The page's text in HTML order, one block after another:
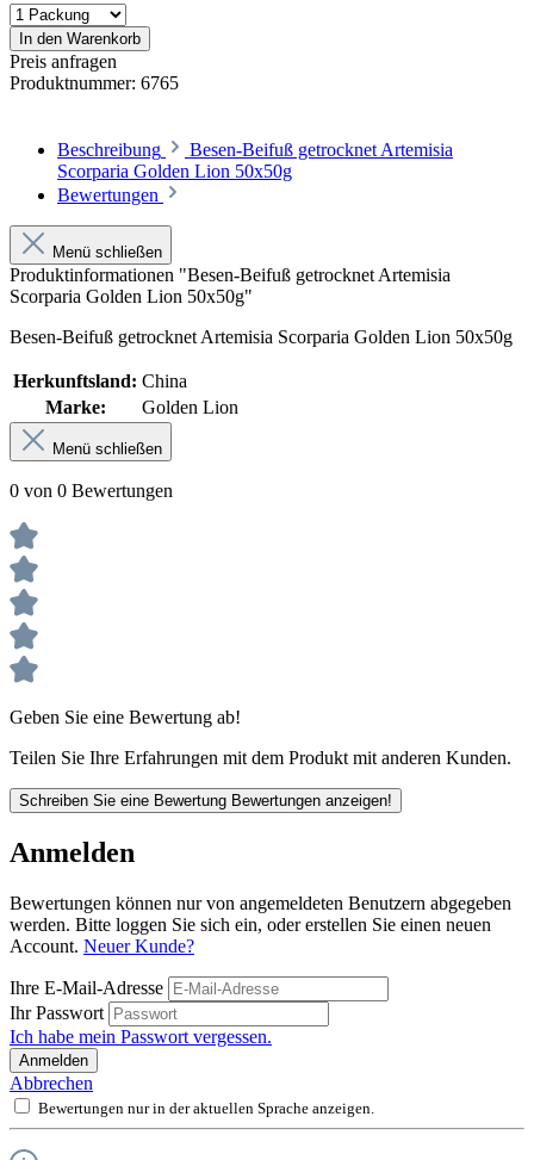
In den Warenkorb
Preis anfragen
Produktnummer: 6765
Beschreibung
Besen-Beifuß getrocknet Artemisia
Scorparia Golden Lion 50x50g
Bewertungen
Menü schließen
Produktinformationen "Besen-Beifuß getrocknet Artemisia
Scorparia Golden Lion 50x50g"
Besen-Beifuß getrocknet Artemisia Scorparia Golden Lion 50x50g
Herkunftsland: China
Marke:
Golden Lion
Menü schließen
0 von 0 Bewertungen
Geben Sie eine Bewertung ab!
Teilen Sie Ihre Erfahrungen mit dem Produkt mit anderen Kunden.
Schreiben Sie eine Bewertung Bewertungen anzeigen!
Anmelden
Bewertungen können nur von angemeldeten Benutzern abgegeben
werden. Bitte loggen Sie sich ein, oder erstellen Sie einen neuen
Account. Neuer Kunde?
Ihre E-Mail-Adresse
Ihr Passwort
Ich habe mein Passwort vergessen.
Anmelden
Abbrechen
Bewertungen nur in der aktuellen Sprache anzeigen.